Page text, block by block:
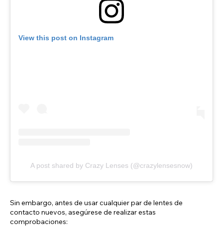
View this post on Instagram
A post shared by Crazy Lenses (@crazylensesnow)
Sin embargo, antes de usar cualquier par de lentes de
contacto nuevos, asegúrese de realizar estas
comprobaciones: